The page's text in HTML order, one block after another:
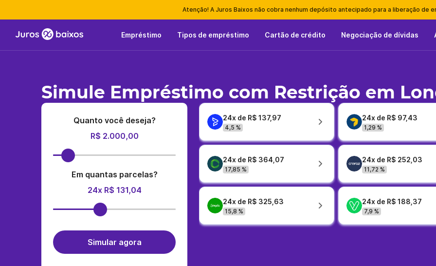
Atenção! A Juros Baixos não cobra nenhum depósito antecipado para a liberação de
Empréstimo Tipos de empréstimo Cartão de crédito Negociação de dívidas
Simule Empréstimo com Restrição em
Quanto você deseja?
R$ 2.000,00
Em quantas parcelas?
24x R$ 131,04
Simular agora
24x de R$ 137,97
4,5 %
24x de R$ 97,43
1,29 %
24x de R$ 364,07
17,85 %
24x de R$ 252,03
11,72 %
24x de R$ 325,63
15,8 %
24x de R$ 188,37
7,9 %